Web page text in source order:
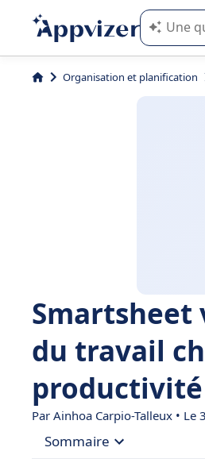
L'IA de
Organisation et planification
Smartsheet
du travail
productivité
Par Ainhoa Carpio-Talleux • Le
Sommaire